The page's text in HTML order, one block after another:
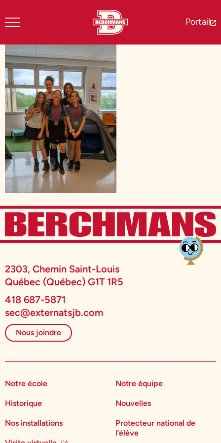
Portail
2303, Chemin Saint-Louis
Québec (Québec) G1T 1R5
418 687-5871
sec@externatsjb.com
Nous joindre
Notre école
Historique
Nos installations
Notre équipe
Nouvelles
Protecteur national de
l’élève